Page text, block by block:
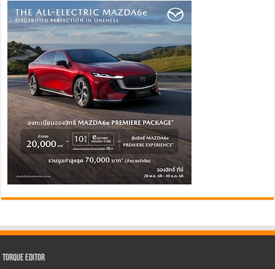
Torque Editor